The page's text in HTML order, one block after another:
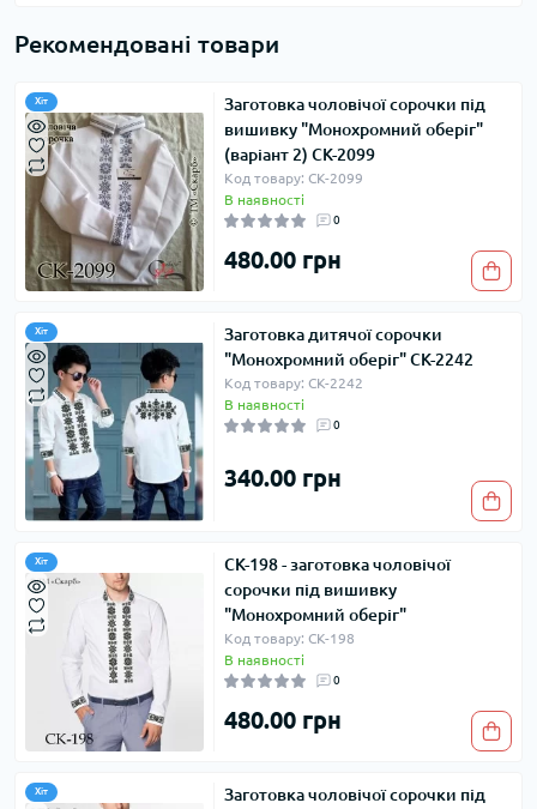
Рекомендовані товари
Хіт
Заготовка чоловічої сорочки під
вишивку "Монохромний оберіг"
(варіант 2) СК-2099
Код товару: СК-2099
В наявності
0
480.00 грн
Хіт
Заготовка дитячої сорочки
"Монохромний оберіг" СК-2242
Код товару: СК-2242
В наявності
0
340.00 грн
Хіт
СК-198 - заготовка чоловічої
сорочки під вишивку
"Монохромний оберіг"
Код товару: СК-198
В наявності
0
480.00 грн
Хіт
Заготовка чоловічої сорочки під